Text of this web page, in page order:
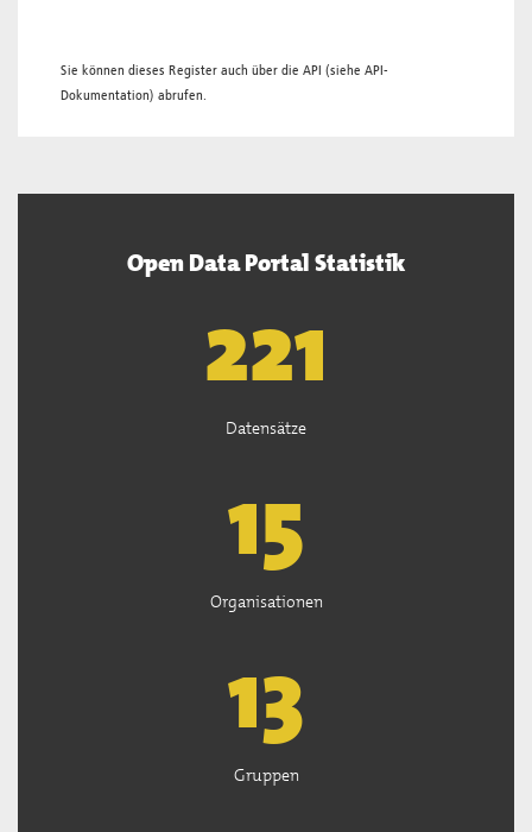
Sie können dieses Register auch über die API (siehe API-
Dokumentation) abrufen.
Open Data Portal Statistik
222
Datensätze
15
Organisationen
13
Gruppen